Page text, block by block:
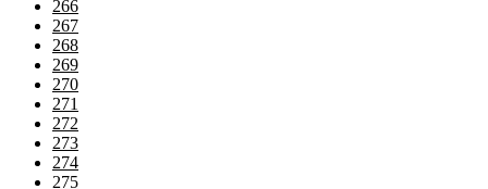
266
267
268
269
270
271
272
273
274
275